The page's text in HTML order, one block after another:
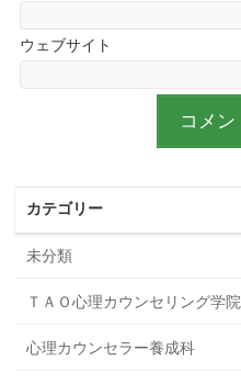
ウェブサイト
カテゴリー
未分類
ＴＡＯ心理カウンセリング学院
心理カウンセラー養成科